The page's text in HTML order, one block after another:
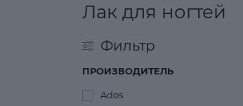
Лак для ногтей
Фильтр
ПРОИЗВОДИТЕЛЬ
Ados